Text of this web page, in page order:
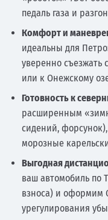
педаль газа и
Комфорт и
идеальны для
уверенно съезжать
или к Онежскому
Готовность к
расширенным
сидений,
морозные
Выгодная
ваш автомобиль по
взноса) и оформим
урегулирования